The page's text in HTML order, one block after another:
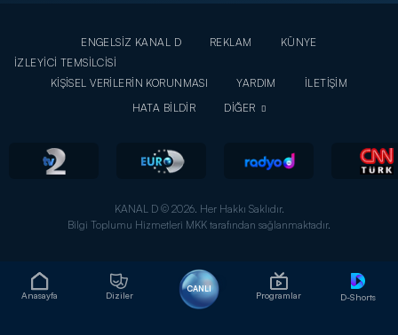
Anasayfa Diziler
CANLI
Programlar D-Shorts
ENGELSİZ KANAL D REKLAM
KÜNYE
İZLEYİCİ TEMSİLCİSİ
KİŞİSEL VERİLERİN KORUNMASI
YARDIM
İLETİŞİM
HATA BİLDİR
DİĞER
KANAL D © 2026. Her Hakkı Saklıdır.
Bilgi Toplumu Hizmetleri MKK tarafından sağlanmaktadır.